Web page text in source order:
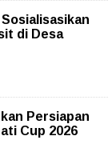
di Desa
Persiapan
Cup 2026